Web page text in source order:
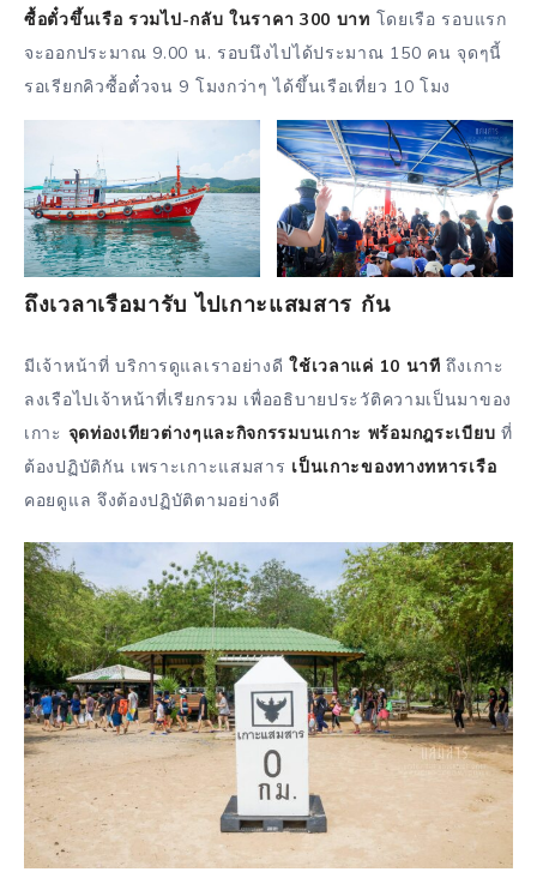
ซื้อตั๋วขึ้นเรือ รวมไป-กลับ ในราคา 300 บาท โดยเรือ รอบแรก
จะออกประมาณ 9.00 น. รอบนึงไปได้ประมาณ 150 คน จุดๆนี้
รอเรียกคิวซื้อตั๋วจน 9 โมงกว่าๆ ได้ขึ้นเรือเที่ยว 10 โมง
ถึงเวลาเรือมารับ ไปเกาะแสมสาร กัน
มีเจ้าหน้าที่ บริการดูแลเราอย่างดีใช้เวลาแค่ 10 นาทีถึงเกาะ
ลงเรือไปเจ้าหน้าที่เรียกรวม เพื่ออธิบายประวัติความเป็นมาของ
เกาะ จุดท่องเทียวต่างๆและกิจกรรมบนเกาะ พร้อมกฎระเบียบ ที่
ต้องปฏิบัติกัน เพราะเกาะแสมสาร เป็นเกาะของทางทหารเรือ
คอยดูแล จึงต้องปฏิบัติตามอย่างดี